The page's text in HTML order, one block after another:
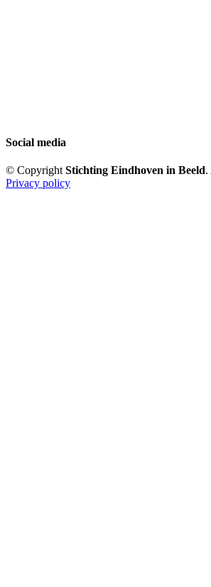
Social media
© Copyright Stichting Eindhoven in Beeld.
Privacy policy